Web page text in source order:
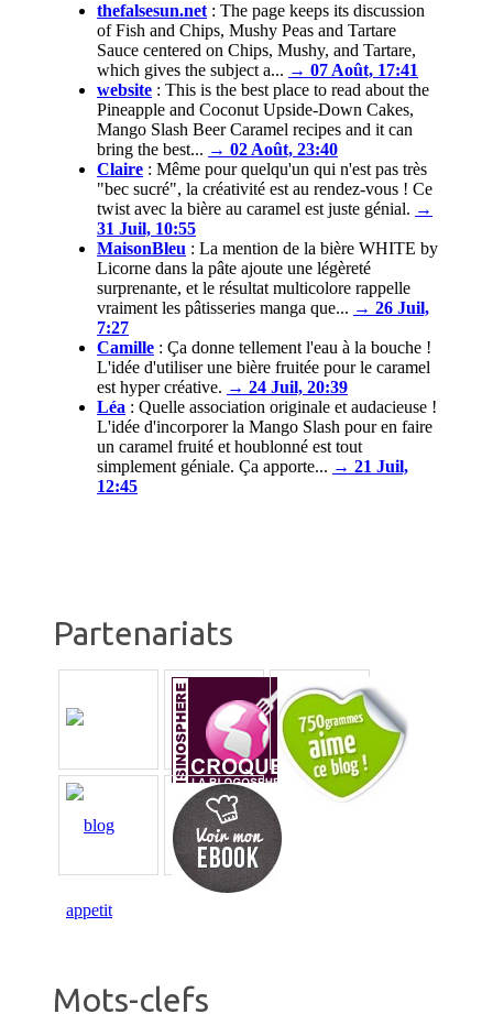
thefalsesun.net : The page keeps its discussion
of Fish and Chips, Mushy Peas and Tartare
Sauce centered on Chips, Mushy, and Tartare,
which gives the subject a... → 07 Août, 17:41
website : This is the best place to read about the
Pineapple and Coconut Upside-Down Cakes,
Mango Slash Beer Caramel recipes and it can
bring the best... → 02 Août, 23:40
Claire : Même pour quelqu'un qui n'est pas très
"bec sucré", la créativité est au rendez-vous ! Ce
twist avec la bière au caramel est juste génial. →
31 Juil, 10:55
MaisonBleu : La mention de la bière WHITE by
Licorne dans la pâte ajoute une légèreté
surprenante, et le résultat multicolore rappelle
vraiment les pâtisseries manga que... → 26 Juil,
7:27
Camille : Ça donne tellement l'eau à la bouche !
L'idée d'utiliser une bière fruitée pour le caramel
est hyper créative. → 24 Juil, 20:39
Léa : Quelle association originale et audacieuse !
L'idée d'incorporer la Mango Slash pour en faire
un caramel fruité et houblonné est tout
simplement géniale. Ça apporte... → 21 Juil,
12:45
Partenariats
Mots-clefs